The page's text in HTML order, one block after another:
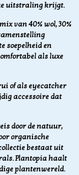
uitstraling krijgt.
van 40% wol, 30%
soepelheid en
als luxe
of als eyecatcher
accessoire dat
door de natuur,
organische
bestaat uit
Plantopia haalt
plantenwereld.